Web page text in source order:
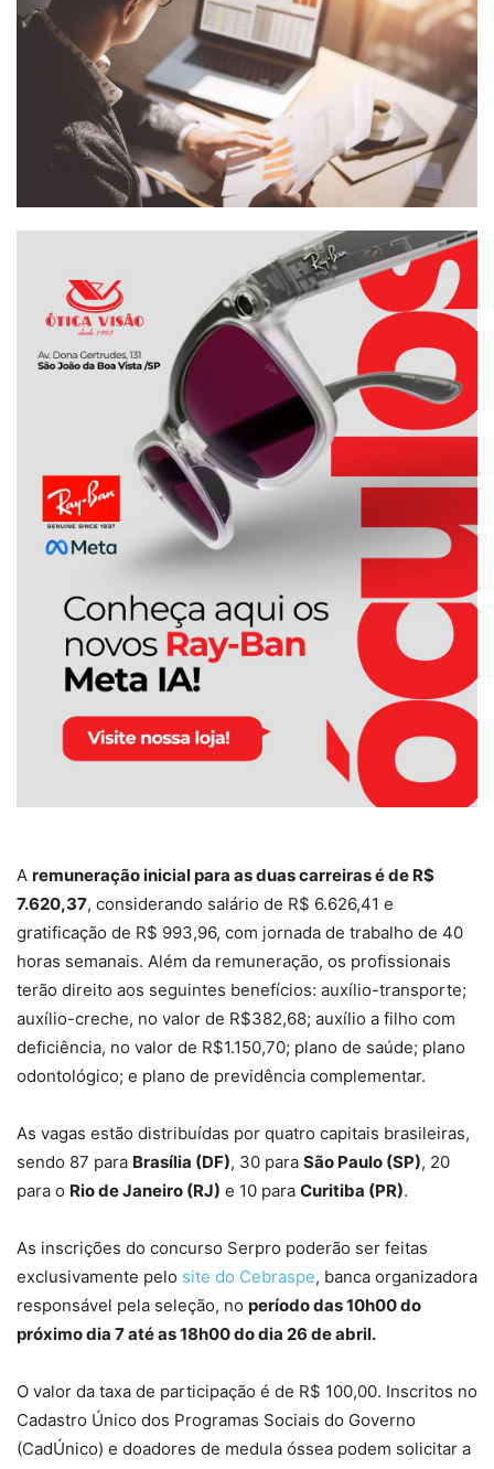
A remuneração inicial para as duas carreiras é de R$
7.620,37, considerando salário de R$ 6.626,41 e
gratificação de R$ 993,96, com jornada de trabalho de 40
horas semanais. Além da remuneração, os profissionais
terão direito aos seguintes benefícios: auxílio-transporte;
auxílio-creche, no valor de R$382,68; auxílio a filho com
deficiência, no valor de R$1.150,70; plano de saúde; plano
odontológico; e plano de previdência complementar.
As vagas estão distribuídas por quatro capitais brasileiras,
sendo 87 para Brasília (DF), 30 para São Paulo (SP), 20
para o Rio de Janeiro (RJ) e 10 para Curitiba (PR).
As inscrições do concurso Serpro poderão ser feitas
exclusivamente pelo site do Cebraspe, banca organizadora
responsável pela seleção, no período das 10h00 do
próximo dia 7 até as 18h00 do dia 26 de abril.
O valor da taxa de participação é de R$ 100,00. Inscritos no
Cadastro Único dos Programas Sociais do Governo
(CadÚnico) e doadores de medula óssea podem solicitar a